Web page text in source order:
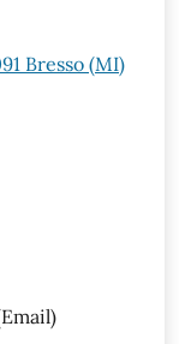
Bresso (MI)